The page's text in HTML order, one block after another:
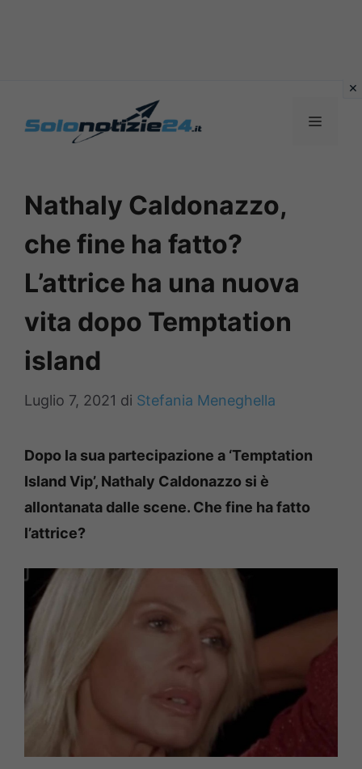
MENU
Nathaly Caldonazzo,
che fine ha fatto?
L’attrice ha una nuova
vita dopo Temptation
island
Luglio 7, 2021 di Stefania Meneghella
Dopo la sua partecipazione a ‘Temptation
Island Vip’, Nathaly Caldonazzo si è
allontanata dalle scene. Che fine ha fatto
l’attrice?